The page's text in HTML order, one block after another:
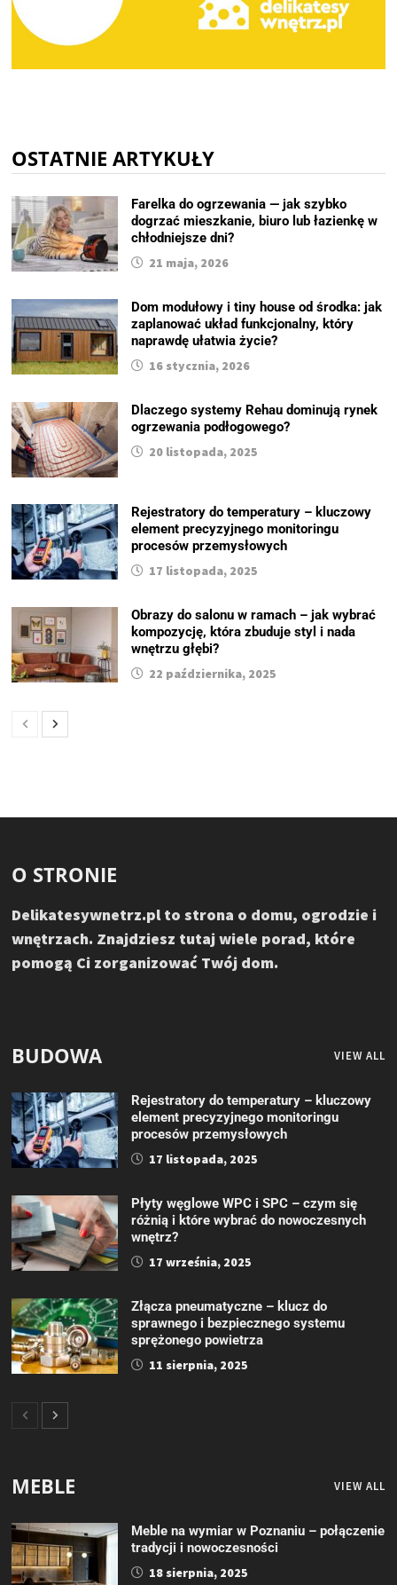
OSTATNIE ARTYKUŁY
Farelka do ogrzewania — jak szybko
dogrzać mieszkanie, biuro lub łazienkę w
chłodniejsze dni?
21 maja, 2026
Dom modułowy i tiny house od środka: jak
zaplanować układ funkcjonalny, który
naprawdę ułatwia życie?
16 stycznia, 2026
Dlaczego systemy Rehau dominują rynek
ogrzewania podłogowego?
20 listopada, 2025
Rejestratory do temperatury – kluczowy
element precyzyjnego monitoringu
procesów przemysłowych
17 listopada, 2025
Obrazy do salonu w ramach – jak wybrać
kompozycję, która zbuduje styl i nada
wnętrzu głębi?
22 października, 2025
O STRONIE
Delikatesywnetrz.pl to strona o domu, ogrodzie i
wnętrzach. Znajdziesz tutaj wiele porad, które
pomogą Ci zorganizować Twój dom.
BUDOWA VIEW ALL
Rejestratory do temperatury – kluczowy
element precyzyjnego monitoringu
procesów przemysłowych
17 listopada, 2025
Płyty węglowe WPC i SPC – czym się
różnią i które wybrać do nowoczesnych
wnętrz?
17 września, 2025
Złącza pneumatyczne – klucz do
sprawnego i bezpiecznego systemu
sprężonego powietrza
11 sierpnia, 2025
MEBLE VIEW ALL
Meble na wymiar w Poznaniu – połączenie
tradycji i nowoczesności
18 sierpnia, 2025